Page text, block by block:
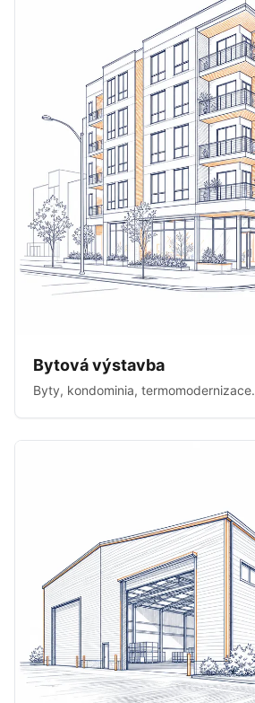
Bytová výstavba
Byty, kondominia, termomodernizace.